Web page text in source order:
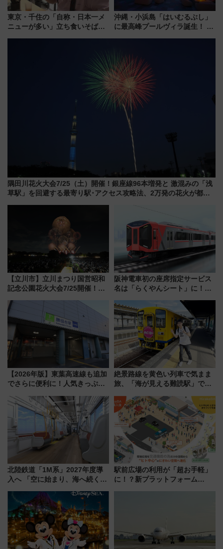
東京・千住の「自称・日本一メ
ニューが多い」立ち食いそば屋
沖縄・小浜島「はいむるぶし」
に最高峰プールヴィラ誕生！ 石
してみない？
隅田川花火大会7/25（土）開催！銀座線96本増発と 激混みの「浅
草駅」を回避する最寄り駅･アクセス攻略法、2万発の花火が都心
【立川市】立川まつり国営昭和
記念公園花火大会7/25開催！
混雑に要注意、その理由は
阪神電車初の座席指定サービス
名は「らくやんシート」に！新
を快適移動
【2026年版】東葉高速線も追加
でさらに便利に！人気きっぷ
今年も発売 秋・早春に千葉県を
巡るなら使い勝手・コスパ抜群
絶景路線を黄色い列車で気まま
旅、「海が見える難読駅」で幸
「新・鉄道ひとり旅」279回目
の舞台は「島原鉄道」
北陸鉄道「1M系」2027年度導
入へ 「空に始まり、海へ続く」
神秘的なデザイン
駅前広場の利用が「超お手軽」
に！？新プラットフォーム